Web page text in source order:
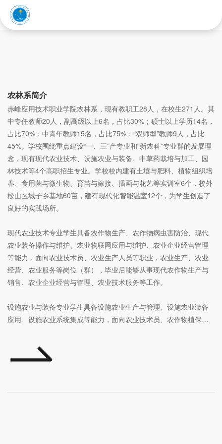
农林系
农林系简介
赤峰应用技术职业学院农林系，现有教职工28人，在校生271人。其
中专任教师20人，副高级以上6名，占比30%；硕士以上学历14名，
占比70%；中青年教师15名，占比75%；“双师型”教师9人，占比
45%。学校围绕重点建设“一、三”产专业和“新农科”专业群的发展理
念，现有现代农业技术、设施农业与装备、中草药栽培与加工、园
林技术等4个高职招生专业。学校校内建有土壤与肥料、植物组织培
养、食用菌与微生物、育苗与嫁接、插画与花艺等实训室6个，校外
松山区城子乡基地60亩，建有现代化智能温室12个，为学生创造了
良好的实践场所。
现代农业技术专业学生具备农作物生产、农作物病虫害防治、现代
农业装备操作与维护、农业物联网应用与维护、农业企业经营管理
等能力，面向农业技术员、农业生产人员等职业，农业生产、农业
经营、农业服务等岗位（群），毕业后能够从事现代农作物生产与
销售、农业企业经营与管理、农业技术服务等工作。
设施农业与装备专业学生具备设施农业生产与管理、设施农业装备
应用、设施农业系统集成等能力，面向农业技术员、农作物植保员
备应用与运维、设施农业系统集成与运维等岗位（群），毕业后能
够从事设施农作物生产与销售、设施农业经营与管理、设施农业装
中草药栽培与加工专业学生具备中草药种子种苗生产、中草药栽培